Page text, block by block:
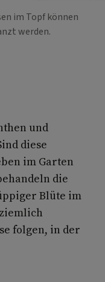
im Topf können
werden.
und
diese
im Garten
die
Blüte im
folgen, in der